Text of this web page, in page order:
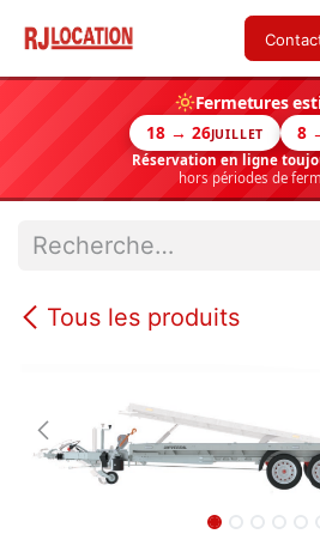
Fermetures
18 → 26JUILLET 8
Réservation en ligne
hors périodes de
Tous les produits